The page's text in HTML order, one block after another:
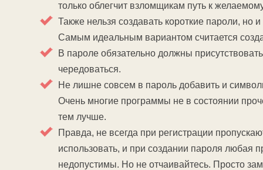
только облегчит взломщикам путь к
Также нельзя создавать короткие пароли,
Самым идеальным вариантом считается
В пароле обязательно должны
чередоваться.
Не лишне совсем в пароль добавить и
Очень многие программы не в состоянии
тем лучше.
Правда, не всегда при регистрации
использовать, и при создании пароля любая
недопустимы. Но не отчаивайтесь. Просто